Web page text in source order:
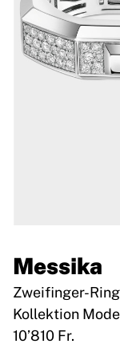
Messika
Zweifinger-
Kollektion
10’810 Fr.